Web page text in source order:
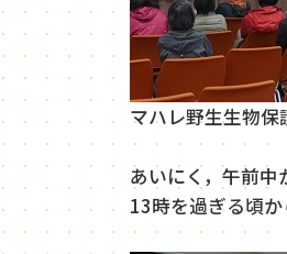
マハレ野生生物保
あいにく，午前中
13時を過ぎる頃